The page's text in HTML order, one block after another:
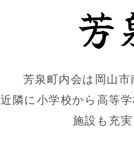
芳泉町内会は岡山
近隣に小学校から高等
施設も充